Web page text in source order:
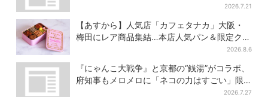
2026.7.21
【あすから】人気店「カフェタナカ」大阪・
梅田にレア商品集結…本店人気パン＆限定クッ
2026.8.6
『にゃんこ大戦争』と京都の“銭湯”がコラボ、
府知事もメロメロに「ネコの力はすごい」限
2026.7.27